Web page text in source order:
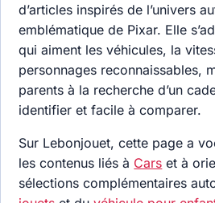
d’articles inspirés de l’univers
emblématique de Pixar. Elle
qui aiment les véhicules, la
personnages reconnaissables,
parents à la recherche d’un
identifier et facile à comparer.
Sur Lebonjouet, cette page a
les contenus liés à Cars et à
sélections complémentaires